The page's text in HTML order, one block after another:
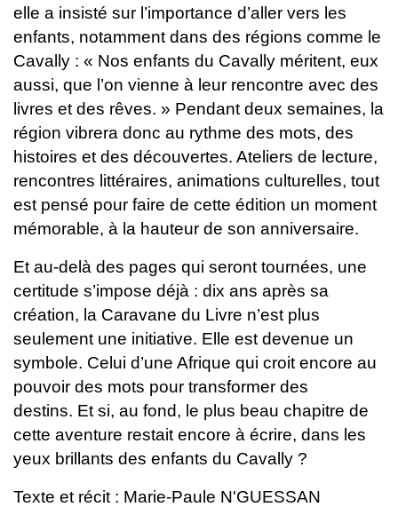
elle a insisté sur l’importance d’aller vers les
enfants, notamment dans des régions comme le
Cavally : « Nos enfants du Cavally méritent, eux
aussi, que l’on vienne à leur rencontre avec des
livres et des rêves. » Pendant deux semaines, la
région vibrera donc au rythme des mots, des
histoires et des découvertes. Ateliers de lecture,
rencontres littéraires, animations culturelles, tout
est pensé pour faire de cette édition un moment
mémorable, à la hauteur de son anniversaire.
Et au-delà des pages qui seront tournées, une
certitude s’impose déjà : dix ans après sa
création, la Caravane du Livre n’est plus
seulement une initiative. Elle est devenue un
symbole. Celui d’une Afrique qui croit encore au
pouvoir des mots pour transformer des
destins. Et si, au fond, le plus beau chapitre de
cette aventure restait encore à écrire, dans les
yeux brillants des enfants du Cavally ?
Texte et récit : Marie-Paule N'GUESSAN